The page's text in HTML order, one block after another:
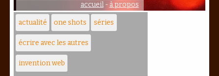
accueil-à propos
actualité one shots séries
écrire avec les autres
invention web